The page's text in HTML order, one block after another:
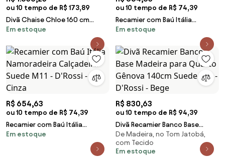
ou 10 tempo de R$ 173,89
Divã Chaise Chloe 160 cm
Veludo Pés Chanfrado
Castanho M11 - D'Rossi - Preto
Em estoque
ou 10 tempo de R$ 74,39
Recamier com Baú Itália
Namoradeira Calçadeira Suede
Em estoque
R$ 654,63
ou 10 tempo de R$ 74,39
Recamier com Baú Itália
Namoradeira Calçadeira Suede
Em estoque
R$ 830,63
ou 10 tempo de R$ 94,39
Divã Recamier Banco Base
Madeira para Quarto Gênova
140cm Suede S04 - D'Rossi -
Bege
De Madeira, no Tom Jatobá,
com Tecido
Em estoque